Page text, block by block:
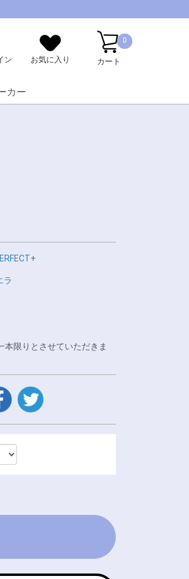
ン お気に入り
0
カート
カー
ラ
本限りとさせていただきま
facebook